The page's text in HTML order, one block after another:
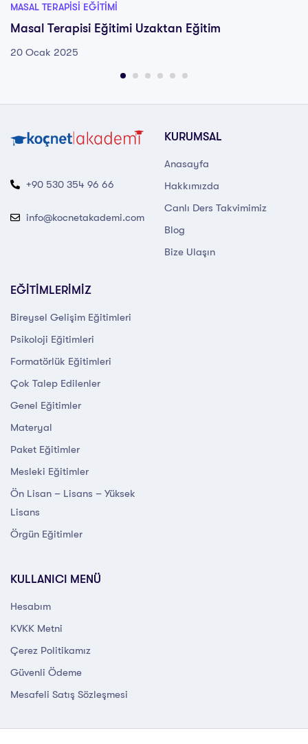
MASAL TERAPISI EĞITIMI
Masal Terapisi Eğitimi Uzaktan Eğitim
20 Ocak 2025
+90 530 354 96 66
info@kocnetakademi.com
KURUMSAL
Anasayfa
Hakkımızda
Canlı Ders Takvimimiz
Blog
Bize Ulaşın
EĞİTİMLERİMİZ
Bireysel Gelişim Eğitimleri
Psikoloji Eğitimleri
Formatörlük Eğitimleri
Çok Talep Edilenler
Genel Eğitimler
Materyal
Paket Eğitimler
Mesleki Eğitimler
Ön Lisan – Lisans – Yüksek
Lisans
Örgün Eğitimler
KULLANICI MENÜ
Hesabım
KVKK Metni
Çerez Politikamız
Güvenli Ödeme
Mesafeli Satış Sözleşmesi